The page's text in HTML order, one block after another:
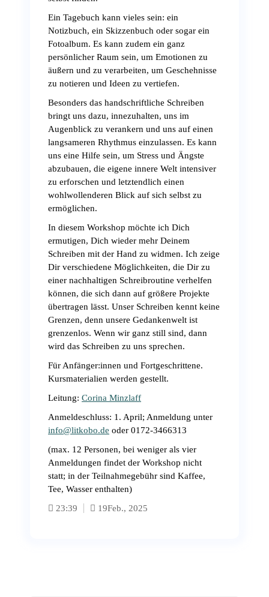
Ein Tagebuch kann vieles sein: ein
Notizbuch, ein Skizzenbuch oder sogar ein
Fotoalbum. Es kann zudem ein ganz
persönlicher Raum sein, um Emotionen zu
äußern und zu verarbeiten, um Geschehnisse
zu notieren und Ideen zu vertiefen.
Besonders das handschriftliche Schreiben
bringt uns dazu, innezuhalten, uns im
Augenblick zu verankern und uns auf einen
langsameren Rhythmus einzulassen. Es kann
uns eine Hilfe sein, um Stress und Ängste
abzubauen, die eigene innere Welt intensiver
zu erforschen und letztendlich einen
wohlwollenderen Blick auf sich selbst zu
ermöglichen.
In diesem Workshop möchte ich Dich
ermutigen, Dich wieder mehr Deinem
Schreiben mit der Hand zu widmen. Ich zeige
Dir verschiedene Möglichkeiten, die Dir zu
einer nachhaltigen Schreibroutine verhelfen
können, die sich dann auf größere Projekte
übertragen lässt. Unser Schreiben kennt keine
Grenzen, denn unsere Gedankenwelt ist
grenzenlos. Wenn wir ganz still sind, dann
wird das Schreiben zu uns sprechen.
Für Anfänger:innen und Fortgeschrittene.
Kursmaterialien werden gestellt.
Leitung: Corina Minzlaff
Anmeldeschluss: 1. April; Anmeldung unter
info@litkobo.de oder 0172-3466313
(max. 12 Personen, bei weniger als vier
Anmeldungen findet der Workshop nicht
statt; in der Teilnahmegebühr sind Kaffee,
Tee, Wasser enthalten)
23:39
19Feb., 2025